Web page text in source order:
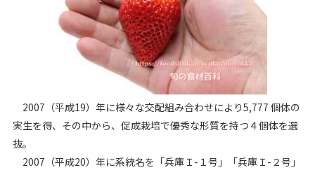
2007（平成19）年に様々な交配組み合わせにより5,777 個体の
実生を得、その中から、促成栽培で優秀な形質を持つ４個体を選
抜。
2007（平成20）年に系統名を「兵庫Ｉ-１号」「兵庫Ｉ-２号」